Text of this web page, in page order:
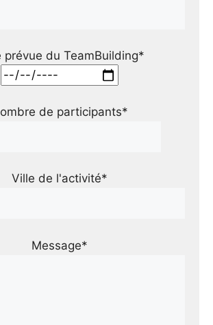
prévue du TeamBuilding*
de participants*
Ville de l'activité*
Message*